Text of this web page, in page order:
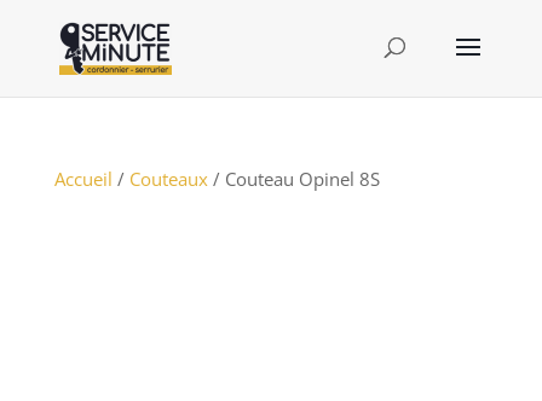
Accueil / Couteaux/ Couteau Opinel 8S